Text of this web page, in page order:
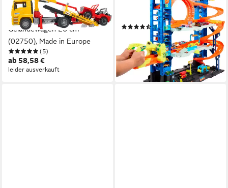
Spielzeug-Abschlepper MAN
Abschlepp LKW mit
Geländewagen 26 cm
(02750), Made in Europe
(5)
ab 58,58 €
leider ausverkauft
Spiel-Parkgarage Ultimative
(26)
ab 107,59 € UVP 154,99 €
-31%
lieferbar - in 2-3 Werktagen bei dir